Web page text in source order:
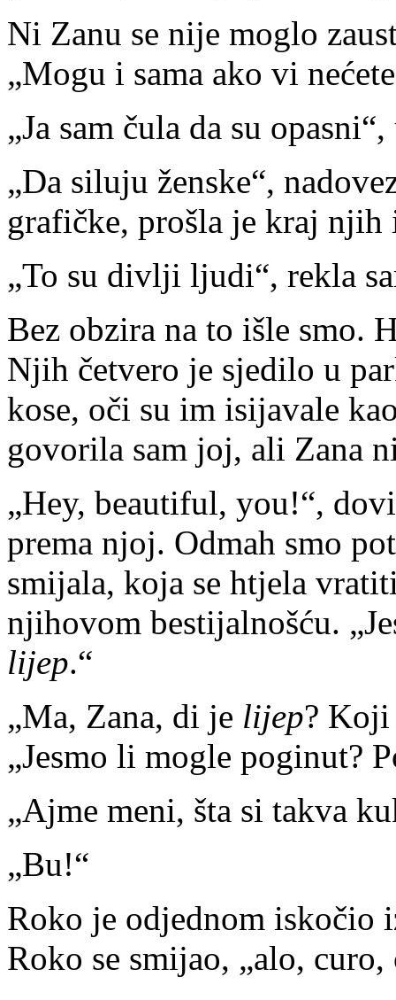
Ni Zanu se nije moglo
„Mogu i sama ako vi
„Ja sam čula da su
„Da siluju ženske“,
grafičke, prošla je kraj njih
„To su divlji ljudi“, rekla
Bez obzira na to išle smo.
Njih četvero je sjedilo u
kose, oči su im isijavale
govorila sam joj, ali Zana
„Hey, beautiful, you!“,
prema njoj. Odmah smo
smijala, koja se htjela
njihovom bestijalnošću.
lijep.“
„Ma, Zana, di je lijep? Koji
„Jesmo li mogle poginut?
„Ajme meni, šta si takva
„Bu!“
Roko je odjednom iskočio
Roko se smijao, „alo,